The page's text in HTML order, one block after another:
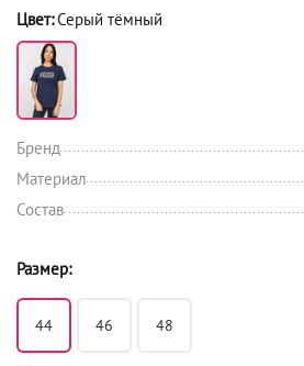
Цвет:Серый тёмный
Бренд
Материал
Состав
Размер:
44 46 48